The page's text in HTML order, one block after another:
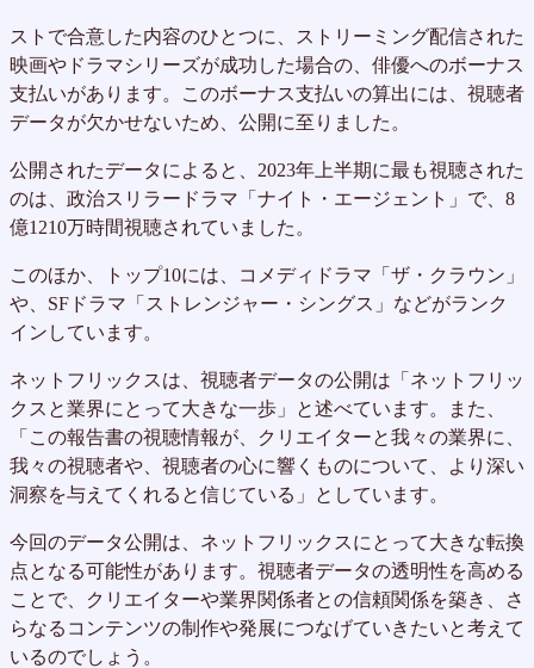
ストで合意した内容のひとつに、ストリーミング配信された
映画やドラマシリーズが成功した場合の、俳優へのボーナス
支払いがあります。このボーナス支払いの算出には、視聴者
データが欠かせないため、公開に至りました。
公開されたデータによると、2023年上半期に最も視聴された
のは、政治スリラードラマ「ナイト・エージェント」で、8
億1210万時間視聴されていました。
このほか、トップ10には、コメディドラマ「ザ・クラウン」
や、SFドラマ「ストレンジャー・シングス」などがランク
インしています。
ネットフリックスは、視聴者データの公開は「ネットフリッ
クスと業界にとって大きな一歩」と述べています。また、
「この報告書の視聴情報が、クリエイターと我々の業界に、
我々の視聴者や、視聴者の心に響くものについて、より深い
洞察を与えてくれると信じている」としています。
今回のデータ公開は、ネットフリックスにとって大きな転換
点となる可能性があります。視聴者データの透明性を高める
ことで、クリエイターや業界関係者との信頼関係を築き、さ
らなるコンテンツの制作や発展につなげていきたいと考えて
いるのでしょう。